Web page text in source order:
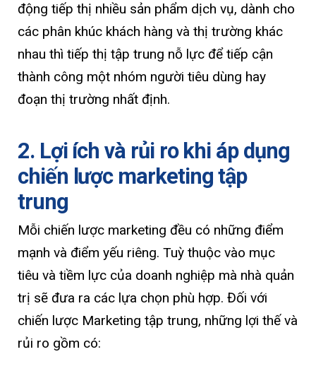
động tiếp thị nhiều sản phẩm dịch vụ, dành cho
các phân khúc khách hàng và thị trường khác
nhau thì tiếp thị tập trung nỗ lực để tiếp cận
thành công một nhóm người tiêu dùng hay
đoạn thị trường nhất định.
2. Lợi ích và rủi ro khi áp dụng
chiến lược marketing tập
trung
Mỗi chiến lược marketing đều có những điểm
mạnh và điểm yếu riêng. Tuỳ thuộc vào mục
tiêu và tiềm lực của doanh nghiệp mà nhà quản
trị sẽ đưa ra các lựa chọn phù hợp. Đối với
chiến lược Marketing tập trung, những lợi thế và
rủi ro gồm có: